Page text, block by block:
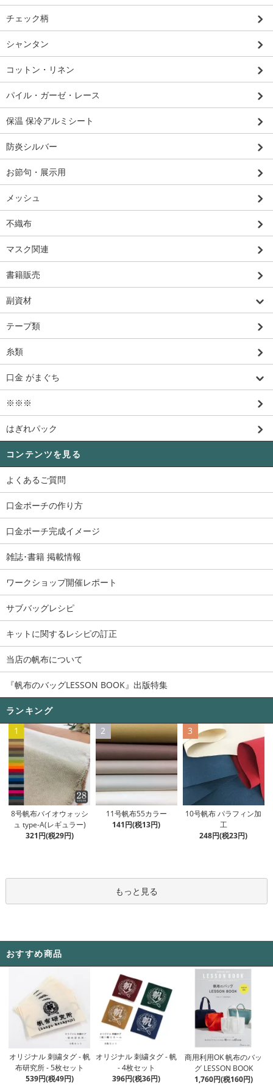
チェック柄
シャンタン
コットン・リネン
パイル・ガーゼ・レース
保温 保冷アルミシート
防炎シルバー
お節句・展示用
メッシュ
不織布
マスク関連
書籍販売
副資材
テープ類
糸類
口金 がまぐち
※※※
はぎれパック
コンテンツを見る
よくあるご質問
口金ポーチの作り方
口金ポーチ完成イメージ
雑誌･書籍 掲載情報
ワークショップ開催レポート
サブバッグレシピ
キットに関するレシピの訂正
当店の帆布について
『帆布のバッグLESSON BOOK』出版特集
ランキング
1
8号帆布バイオウォッシ
ュ type-A(レギュラー)
321円(税29円)
2
11号帆布55カラー
141円(税13円)
3
10号帆布 パラフィン加
工
248円(税23円)
もっと見る
おすすめ商品
オリジナル 刺繍タグ - 帆
布研究所 - 5枚セット
539円(税49円)
オリジナル 刺繍タグ - 帆
- 4枚セット
396円(税36円)
商用利用OK 帆布のバッ
グ LESSON BOOK
1,760円(税160円)